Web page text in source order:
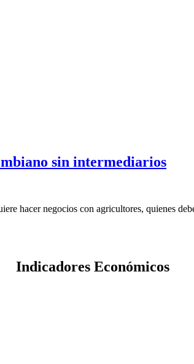
sin intermediarios
hacer negocios con agricultores, quienes
Indicadores Económicos